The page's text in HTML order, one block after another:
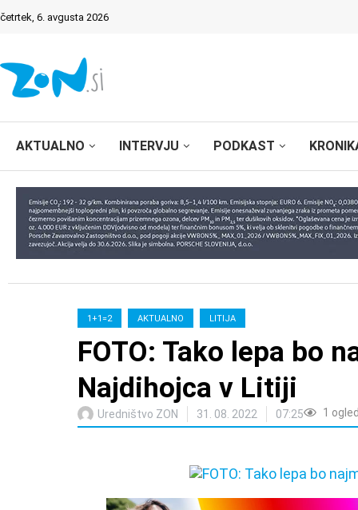
četrtek, 6. avgusta 2026
AKTUALNO INTERVJU PODKAST
1+1=2 AKTUALNO LITIJA
FOTO: Tako lepa bo
Najdihojca v Litiji
Uredništvo ZON 31. 08. 2022 07:25 1